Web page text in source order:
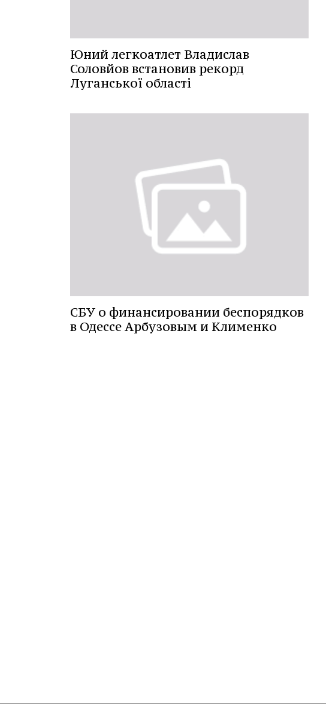
Юний легкоатлет Владислав
Соловйов встановив рекорд
Луганської області
СБУ о финансировании беспорядков
в Одессе Арбузовым и Клименко